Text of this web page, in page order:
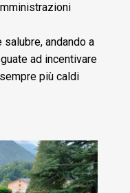
andando a
ad incentivare
più caldi